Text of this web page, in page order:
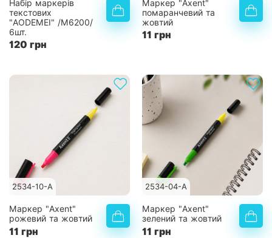
Набір маркерів
текстових
"AODEMEI" /M6200/
6шт.
120 грн
Маркер "Axent"
помаранчевий та
жовтий
11 грн
2534-10-A
Маркер "Axent"
рожевий та жовтий
11 грн
2534-04-A
Маркер "Axent"
зелений та жовтий
11 грн